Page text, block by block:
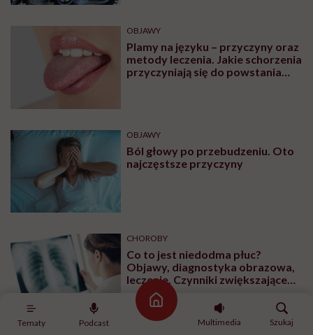
Tematy Podcast
Strona główna
Multimedia
Szukaj
OBJAWY
Plamy na języku – przyczyny oraz
metody leczenia. Jakie schorzenia
przyczyniają się do powstania
OBJAWY
Ból głowy po przebudzeniu. Oto
najczęstsze przyczyny
CHOROBY
Co to jest niedodma płuc?
Objawy, diagnostyka obrazowa,
leczenie. Czynniki zwiększające
ryzyko wystąpienia